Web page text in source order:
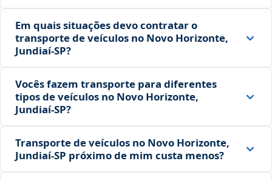
Em quais situações devo contratar o
transporte de veículos no Novo Horizonte,
Jundiaí‑SP?
Vocês fazem transporte para diferentes
tipos de veículos no Novo Horizonte,
Jundiaí‑SP?
Transporte de veículos no Novo Horizonte,
Jundiaí‑SP próximo de mim custa menos?